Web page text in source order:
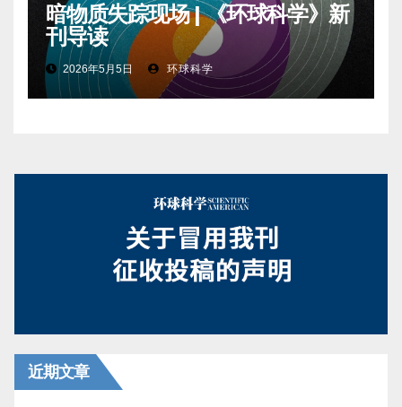
暗物质失踪现场 | 《环球科学》新
刊导读
2026年5月5日 环球科学
近期文章